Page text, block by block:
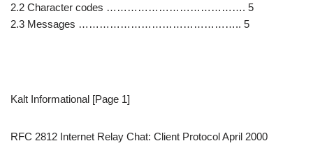
2.2 Character codes …………………………………. 5
2.3 Messages ……………………………………….. 5
Kalt Informational [Page 1]
RFC 2812 Internet Relay Chat: Client Protocol April 2000